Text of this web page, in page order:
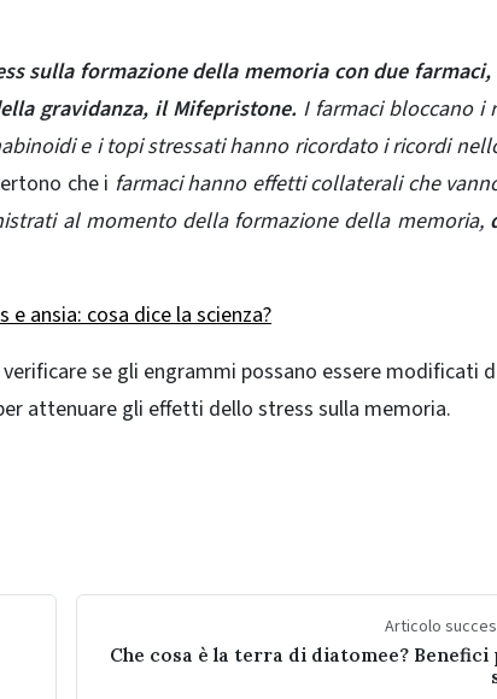
sulla formazione della memoria con due farmaci,
gravidanza, il Mifepristone. I farmaci bloccano i
e i topi stressati hanno ricordato i ricordi
che i farmaci hanno effetti collaterali che
al momento della formazione della memoria,
ansia: cosa dice la scienza?
se gli engrammi possano essere modificati
attenuare gli effetti dello stress sulla memoria.
Articolo
Che cosa è la terra di diatomee? Benefici